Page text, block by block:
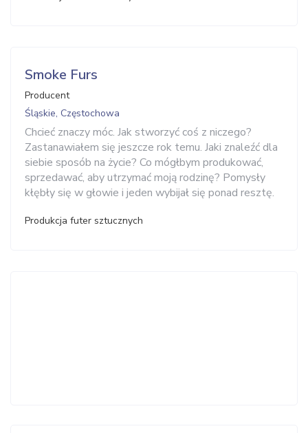
Smoke Furs
Producent
Śląskie, Częstochowa
Chcieć znaczy móc. Jak stworzyć coś z niczego?
Zastanawiałem się jeszcze rok temu. Jaki znaleźć dla
siebie sposób na życie? Co mógłbym produkować,
sprzedawać, aby utrzymać moją rodzinę? Pomysły
kłębły się w głowie i jeden wybijał się ponad resztę.
Produkcja futer sztucznych